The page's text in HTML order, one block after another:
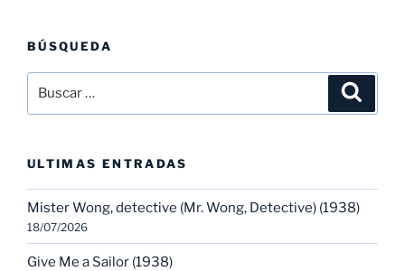
BÚSQUEDA
por:
ULTIMAS ENTRADAS
Mister Wong, detective (Mr. Wong, Detective) (1938)
18/07/2026
Give Me a Sailor (1938)